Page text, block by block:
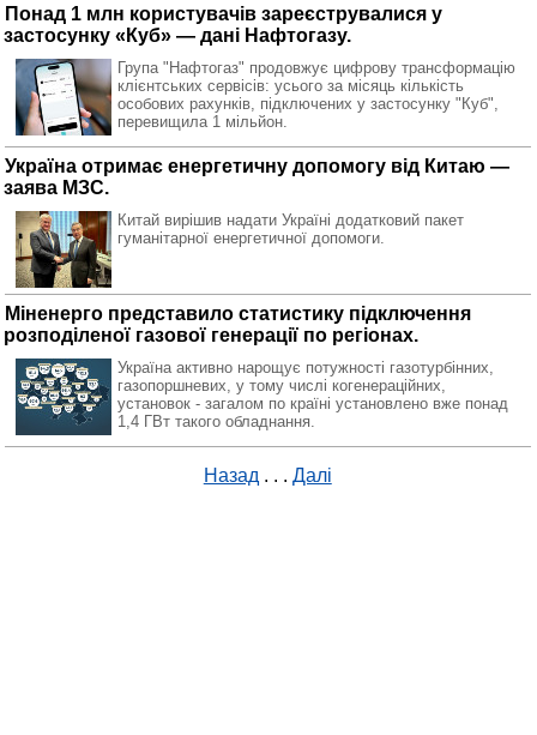
Понад 1 млн користувачів зареєструвалися у
застосунку «Куб» — дані Нафтогазу.
Група "Нафтогаз" продовжує цифрову трансформацію
клієнтських сервісів: усього за місяць кількість
особових рахунків, підключених у застосунку "Куб",
перевищила 1 мільйон.
Україна отримає енергетичну допомогу від Китаю —
заява МЗС.
Китай вирішив надати Україні додатковий пакет
гуманітарної енергетичної допомоги.
Міненерго представило статистику підключення
розподіленої газової генерації по регіонах.
Україна активно нарощує потужності газотурбінних,
газопоршневих, у тому числі когенераційних,
установок - загалом по країні установлено вже понад
1,4 ГВт такого обладнання.
Назад . . . Далі